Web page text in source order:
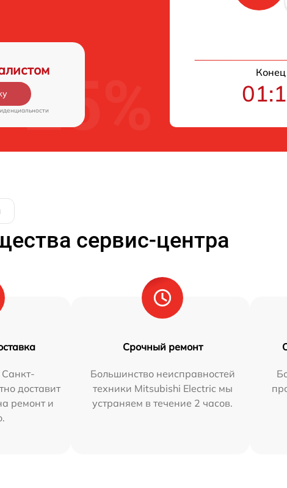
сервис-центра
доставит
ремонт и
Срочный ремонт
Большинство неисправностей
техники Mitsubishi Electric мы
устраняем в течение 2 часов.